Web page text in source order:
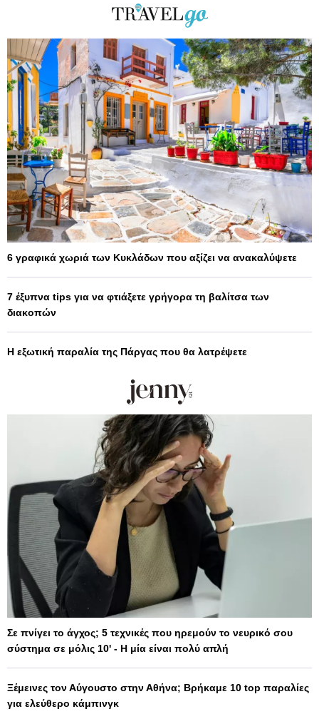
6 γραφικά χωριά των Κυκλάδων που αξίζει να ανακαλύψετε
7 έξυπνα tips για να φτιάξετε γρήγορα τη βαλίτσα των
διακοπών
Η εξωτική παραλία της Πάργας που θα λατρέψετε
Σε πνίγει το άγχος; 5 τεχνικές που ηρεμούν το νευρικό σου
σύστημα σε μόλις 10' - Η μία είναι πολύ απλή
Ξέμεινες τον Αύγουστο στην Αθήνα; Βρήκαμε 10 top παραλίες
για ελεύθερο κάμπινγκ